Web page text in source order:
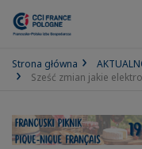
Strona główna
Sześć zmian jakie